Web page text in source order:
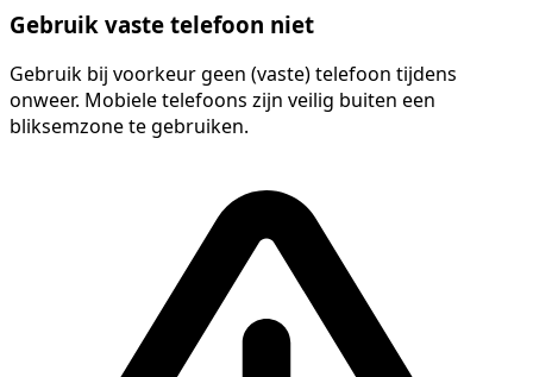
Gebruik vaste telefoon niet
Gebruik bij voorkeur geen (vaste) telefoon tijdens
onweer. Mobiele telefoons zijn veilig buiten een
bliksemzone te gebruiken.